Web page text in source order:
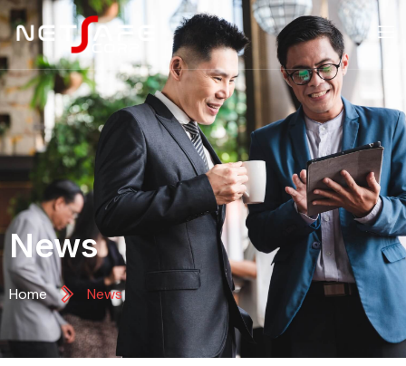
News
Home News